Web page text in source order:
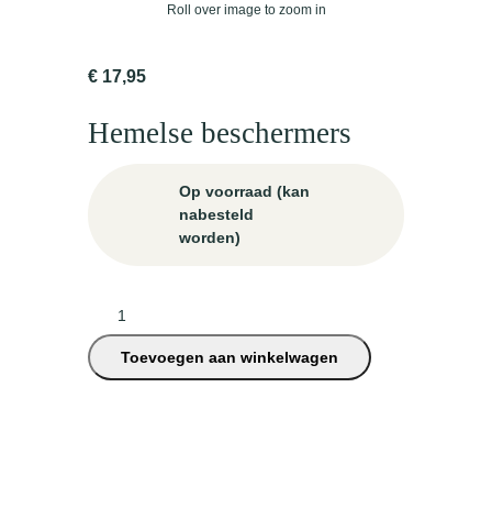
Roll over image to zoom in
€ 17,95
Hemelse beschermers
Op voorraad (kan
nabesteld
worden)
m
Toevoegen aan winkelwagen